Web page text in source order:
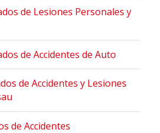
de Lesiones Personales y
de Accidentes de Auto
de Accidentes y Lesiones
de Accidentes